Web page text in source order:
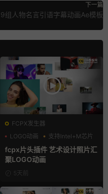
下一篇
9组人物名言引语字幕动画Ae模板
FCPX发生器
LOGO动画
支持Intel+M芯片
汇聚
fcpx片头插件 艺术设计照片汇
聚LOGO动画
5天前